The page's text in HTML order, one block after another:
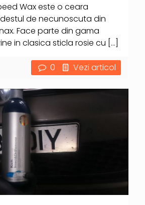
Wax este o ceara
de necunoscuta din
Face parte din gama
in clasica sticla rosie cu […]
0 Vezi articol